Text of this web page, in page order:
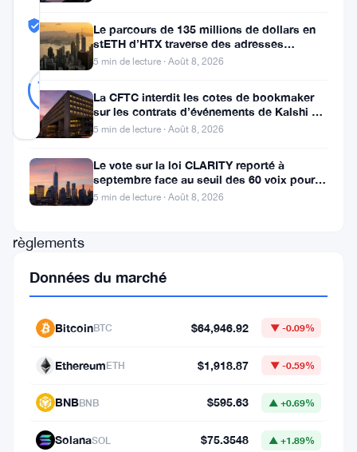
TRUST
SCORE
Probablement Réel
79%
RÉEL
Probablement
Mis à jour 1 mois il y a
Banque
règlements
mâche
mots.
L’institution
basée
Le parcours de 135 millions de dollars en
stETH d’HTX traverse des adresses
Poloniex
5 min de lecture · Août 8, 2026
La CFTC interdit les cotes de bookmaker
sur les contrats d’événements de Kalshi et
Polymarket
5 min de lecture · Août 8, 2026
Le vote sur la loi CLARITY reporté à
septembre face au seuil des 60 voix pour le
projet de loi crypto
5 min de lecture · Août 8, 2026
Données du marché
BitcoinBTC $64,946.92 ▼ -0.09%
EthereumETH $1,918.87 ▼ -0.59%
BNBBNB $595.63 ▲ +0.69%
SolanaSOL $75.3548 ▲ +1.89%